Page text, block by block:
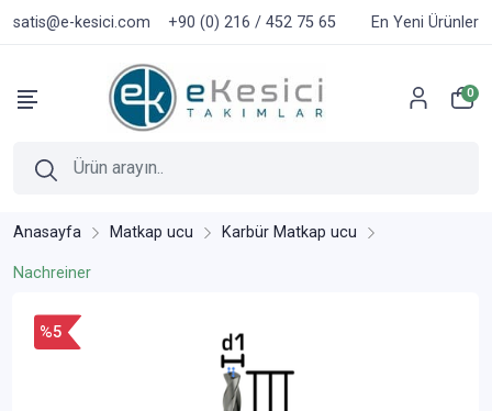
satis@e-kesici.com +90 (0) 216 / 452 75 65 En Yeni Ürünler
0
Anasayfa Matkap ucu Karbür Matkap ucu
Nachreiner
%5